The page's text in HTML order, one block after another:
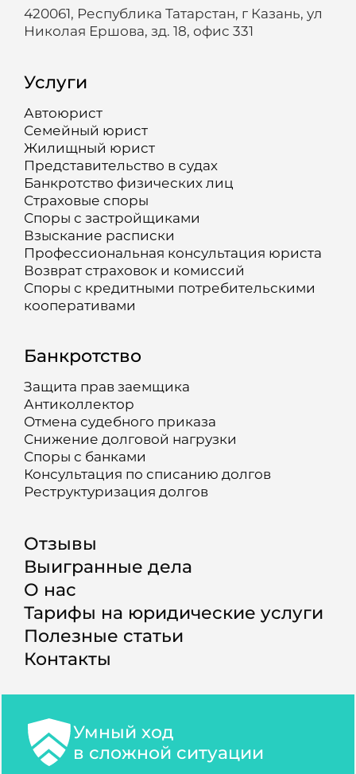
420061, Республика Татарстан, г Казань, ул
Николая Ершова, зд. 18, офис 331
Услуги
Автоюрист
Семейный юрист
Жилищный юрист
Представительство в судах
Банкротство физических лиц
Страховые споры
Споры с застройщиками
Взыскание расписки
Профессиональная консультация юриста
Возврат страховок и комиссий
Споры с кредитными потребительскими
кооперативами
Банкротство
Защита прав заемщика
Антиколлектор
Отмена судебного приказа
Снижение долговой нагрузки
Споры с банками
Консультация по списанию долгов
Реструктуризация долгов
Отзывы
Выигранные дела
О нас
Тарифы на юридические услуги
Полезные статьи
Контакты
Умный ход
в сложной ситуации